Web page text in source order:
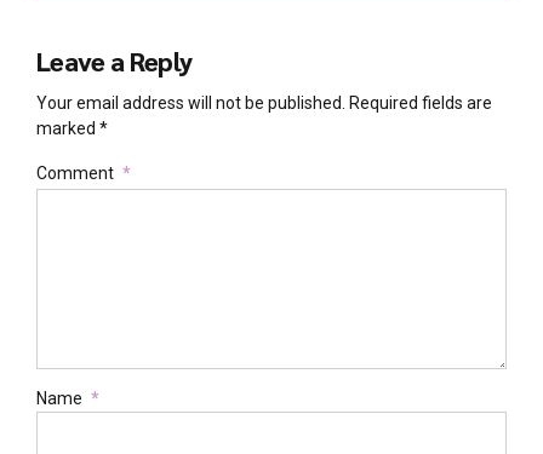
Leave a Reply
Your email address will not be published. Required fields are
marked *
Comment *
Name *